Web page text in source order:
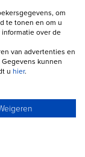
grote
om
te tonen en om u
over de
van advertenties en
kunnen
u hier.